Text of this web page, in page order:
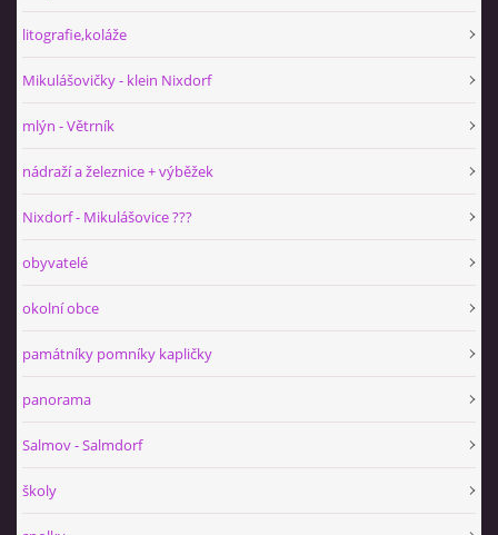
litografie,koláže
Mikulášovičky - klein Nixdorf
mlýn - Větrník
nádraží a železnice + výběžek
Nixdorf - Mikulášovice ???
obyvatelé
okolní obce
památníky pomníky kapličky
panorama
Salmov - Salmdorf
školy